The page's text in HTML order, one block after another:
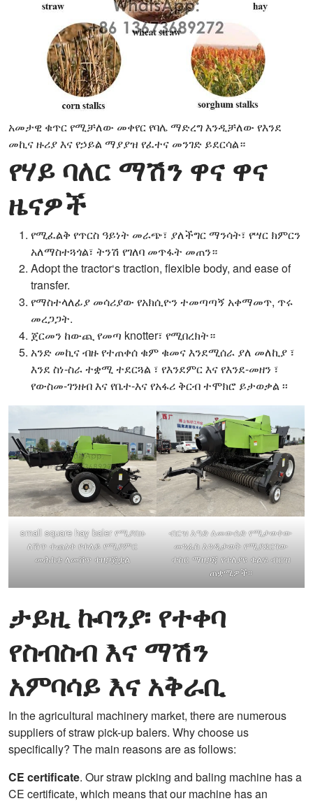
አመታዊ ቁጥር የሚቻለው መቀየር የባሌ ማድረግ እንዲቻለው የእንደ
መኪና ዙሪያ እና የኃይል ማያያዝ የፈተና መንገድ ይደርሳል።
የሃይ ባለር ማሽን ዋና ዋና
ዜናዎች
የሚፈልቅ የጥርስ ዓይነት መራጭ፣ ያለችግር ማንሳት፣ የሣር ክምርን
አለማስተጓጎል፣ ትንሽ የገለባ መጥፋት መጠን።
Adopt the tractor‘s traction, flexible body, and ease of
transfer.
የማስተላለፊያ መሳሪያው የአክሲዮን ተመጣጣኝ አቀማመጥ, ጥሩ
መረጋጋት.
ጀርመን ከውጪ የመጣ knotter፣ የሚበረክት።
አንድ መኪና ብዙ የተጠቀሰ ቁም ቁመና እንደሚሰራ ያለ መለኪያ ፣
እንደ ስነ-ስራ ተቋሚ ተደርጓል ፣ የእንደምር እና የእንደ-መዘን ፣
የውስመ-ገንዘብ እና የቤተ-እና የአፋሪ ቅርብ ተሞክሮ ይታወቃል ፡፡
small square hay baler የሚያበዙ
ለሽጥ ተጨነቀ የተለይ የሚያምር
መሕከቴ ለመሸጥ ተዘጋጅቷል
ብርዝ እግድ ለመውሰድ የሚታወቀው
መንፈስ እንዲታወቅ የሚያደርገው
ተስር ማዘጋጃ የተለያዩ ቁልፍ ብርዝ
ጠቋሚዎች፡፡
ታይዚኩባንያ፡ የተቀባ
የስብስብ እና ማሽን
አምባሳይ እና አቅራቢ
In the agricultural machinery market, there are numerous
suppliers of straw pick-up balers. Why choose us
specifically? The main reasons are as follows:
CE certificate. Our straw picking and baling machine has a
CE certificate, which means that our machine has an